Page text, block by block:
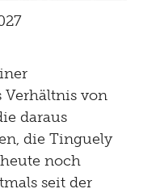
Verhältnis von
daraus
die Tinguely
noch
seit der